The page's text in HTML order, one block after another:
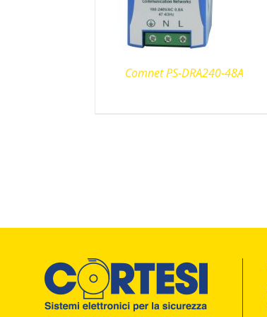
Comnet PS-DRA240-48A